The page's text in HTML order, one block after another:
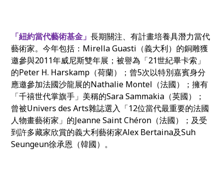
「紐約當代藝術基金」長期關注、有計畫培養具潛力當代
藝術家。今年包括： Mirella Guasti （義大利）的銅雕獲
邀參與2011年威尼斯雙年展；被譽為「21世紀畢卡索」
的Peter H. Harskamp（荷蘭）；曾5次以特別嘉賓身分
應邀參加法國沙龍展的Nathalie Montel（法國）；擁有
「千禧世代掌旗手」美稱的Sara Sammakia （英國）
；
曾被Univers des Arts雜誌選入 「12位當代最重要的法國
人物畫藝術家 」的Jeanne Saint Chéron （法國）；及受
到許多藏家欣賞的義大利藝術家Alex Bertaina及Suh
Seungeun徐承恩（韓國） 。